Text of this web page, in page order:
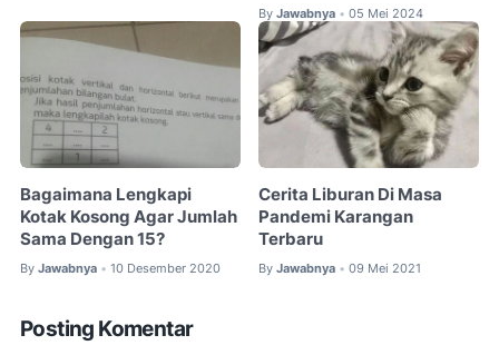
By Jawabnya • 05 Mei 2024
Bagaimana Lengkapi
Kotak Kosong Agar Jumlah
Sama Dengan 15?
By Jawabnya • 10 Desember 2020
Cerita Liburan Di Masa
Pandemi Karangan
Terbaru
By Jawabnya • 09 Mei 2021
Posting Komentar